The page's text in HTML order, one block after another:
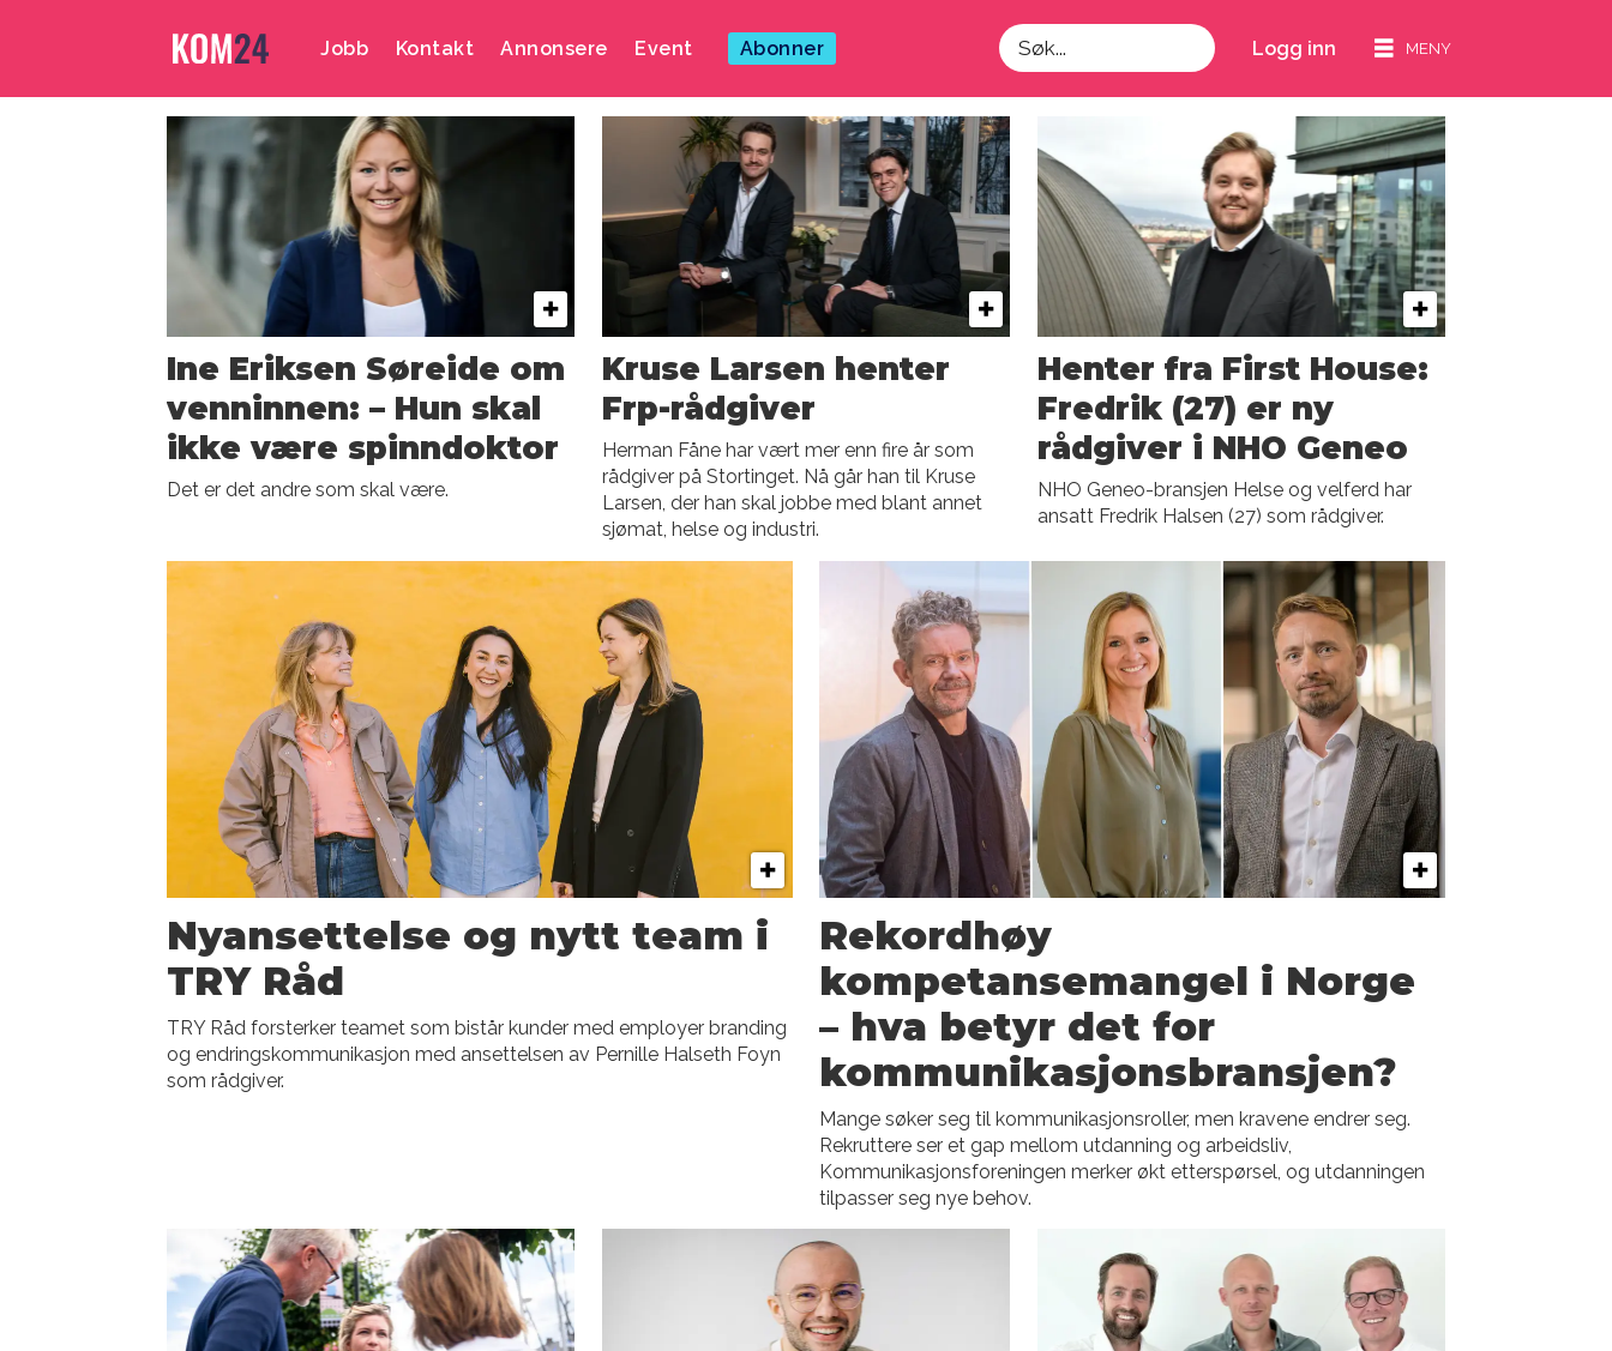
Jobb Kontakt Annonsere Event Abonner
Søk
Logg inn
Emne:
rådgiver
Ine Eriksen Søreide om
venninnen: – Hun skal
ikke være spinndoktor
Det er det andre som skal være.
Kruse Larsen henter
Frp-rådgiver
Herman Fåne har vært mer enn fire år som
rådgiver på Stortinget. Nå går han til Kruse
Larsen, der han skal jobbe med blant annet
sjømat, helse og industri.
Henter fra First House:
Fredrik (27) er ny
rådgiver i NHO Geneo
NHO Geneo-bransjen Helse og velferd har
ansatt Fredrik Halsen (27) som rådgiver.
Nyansettelse og nytt team i
TRY Råd
TRY Råd forsterker teamet som bistår kunder med employer branding
og endringskommunikasjon med ansettelsen av Pernille Halseth Foyn
som rådgiver.
Rekordhøy
kompetansemangel i Norge
– hva betyr det for
kommunikasjonsbransjen?
Mange søker seg til kommunikasjonsroller, men kravene endrer seg.
Rekruttere ser et gap mellom utdanning og arbeidsliv,
Kommunikasjonsforeningen merker økt etterspørsel, og utdanningen
tilpasser seg nye behov.